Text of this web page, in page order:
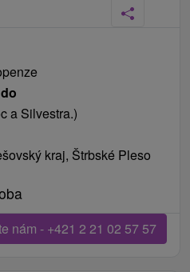
a Silvestra.)
kraj, Štrbské Pleso
nám - +421 2 21 02 57 57